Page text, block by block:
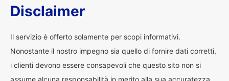
Disclaimer
Il servizio è offerto solamente per scopi informativi.
Nonostante il nostro impegno sia quello di fornire dati corretti,
i clienti devono essere consapevoli che questo sito non si
assume alcuna responsabilità in merito alla sua accuratezza.